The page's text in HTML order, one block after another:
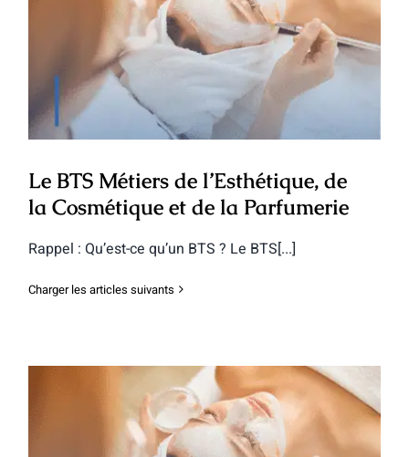
Le BTS Métiers de l’Esthétique, de la
Cosmétique et de la Parfumerie
Le BTS Métiers de l’Esthétique, de
la Cosmétique et de la Parfumerie
Rappel : Qu’est-ce qu’un BTS ? Le BTS[...]
Charger les articles suivants